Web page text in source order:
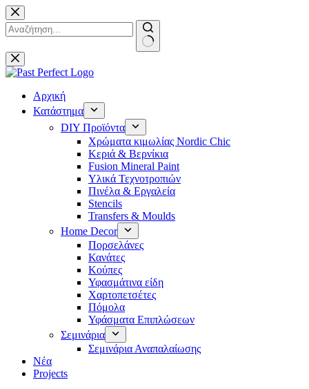
Μετάβαση
στο
περιεχόμενο
No
results
Αρχική
Κατάστημα
DIY Προϊόντα
Χρώματα κιμωλίας Nordic Chic
Κεριά & Βερνίκια
Fusion Mineral Paint
Υλικά Τεχνοτροπιών
Πινέλα & Εργαλεία
Stencils
Transfers & Moulds
Home Decor
Πορσελάνες
Κανάτες
Κούπες
Υφασμάτινα είδη
Χαρτοπετσέτες
Πόμολα
Υφάσματα Επιπλώσεων
Σεμινάρια
Σεμινάρια Αναπαλαίωσης
Νέα
Projects